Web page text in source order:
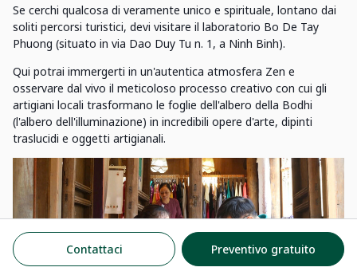
Se cerchi qualcosa di veramente unico e spirituale, lontano dai
soliti percorsi turistici, devi visitare il laboratorio Bo De Tay
Phuong (situato in via Dao Duy Tu n. 1, a Ninh Binh).
Qui potrai immergerti in un'autentica atmosfera Zen e
osservare dal vivo il meticoloso processo creativo con cui gli
artigiani locali trasformano le foglie dell'albero della Bodhi
(l'albero dell'illuminazione) in incredibili opere d'arte, dipinti
traslucidi e oggetti artigianali.
Contattaci Preventivo gratuito